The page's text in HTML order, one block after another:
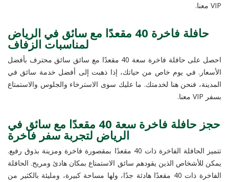
VIP معنا.
حافلة فاخرة 40 مقعدًا مع سائق في الرياض
لمناسبات الزفاف
احصل على حافلة فاخرة سعة 40 مقعدًا مع سائق سائق محترف بأفضل
الأسعار. في يوم خاص من حياتك، إذا ذهبت إلى أفضل خدمة سائق في
المدينة، فنحن هنا لخدمتك. ما عليك سوى الاسترخاء والجلوس والاستمتاع
بسفر VIP معنا.
حجز حافلة فاخرة سعة 40 مقعدًا مع سائق في
الرياض لتجربة سفر فاخرة
تتميز الحافلة الفاخرة ذات 40 مقعدًا بمقصورة فاخرة ومزينة بذوق رفيع.
يمكن للأشخاص الذين يقودهم سائق الاستمتاع بمكان هادئ ومريح. الحافلة
الفاخرة ذات 40 مقعدًا هادئة جدًا، ولها مساحة كبيرة، ومليئة بالكثير من